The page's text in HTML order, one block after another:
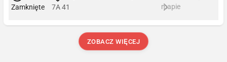
Zamknięte
7A 41
mapie
ZOBACZ WIĘCEJ